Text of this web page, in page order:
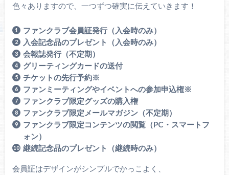
色々ありますので、一つずつ確実に伝えていきます！
ファンクラブ会員証発行（入会時のみ）
入会記念品のプレゼント（入会時のみ）
会報誌発行（不定期）
グリーティングカードの送付
チケットの先行予約※
ファンミーティングやイベントへの参加申込権※
ファンクラブ限定グッズの購入権
ファンクラブ限定メールマガジン（不定期）
ファンクラブ限定コンテンツの閲覧（PC・スマートフ
ォン）
継続記念品のプレゼント（継続時のみ）
会員証はデザインがシンプルでかっこよく、